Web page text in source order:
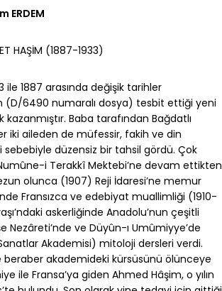
ERDEM
HAŞİM (1887-1933)
1887 arasında değişik tarihler
(D/6490 numaralı dosya) tesbit ettiği yeni
Baba tarafından Bağdatlı
iki aileden de müfessir, fakih ve din
sebebiyle düzensiz bir tahsil gördü. Çok
i Terakkî Mektebi’ne devam ettikten
olunca (1907) Reji İdaresi’ne memur
Fransızca ve edebiyat muallimliği (1910-
askerliğinde Anadolu’nun çeşitli
Nezâreti’nde ve Düyûn-ı Umûmiyye’de
Akademisi) mitoloji dersleri verdi.
beraber akademideki kürsüsünü ölünceye
ile Fransa’ya giden Ahmed Hâşim, o yılın